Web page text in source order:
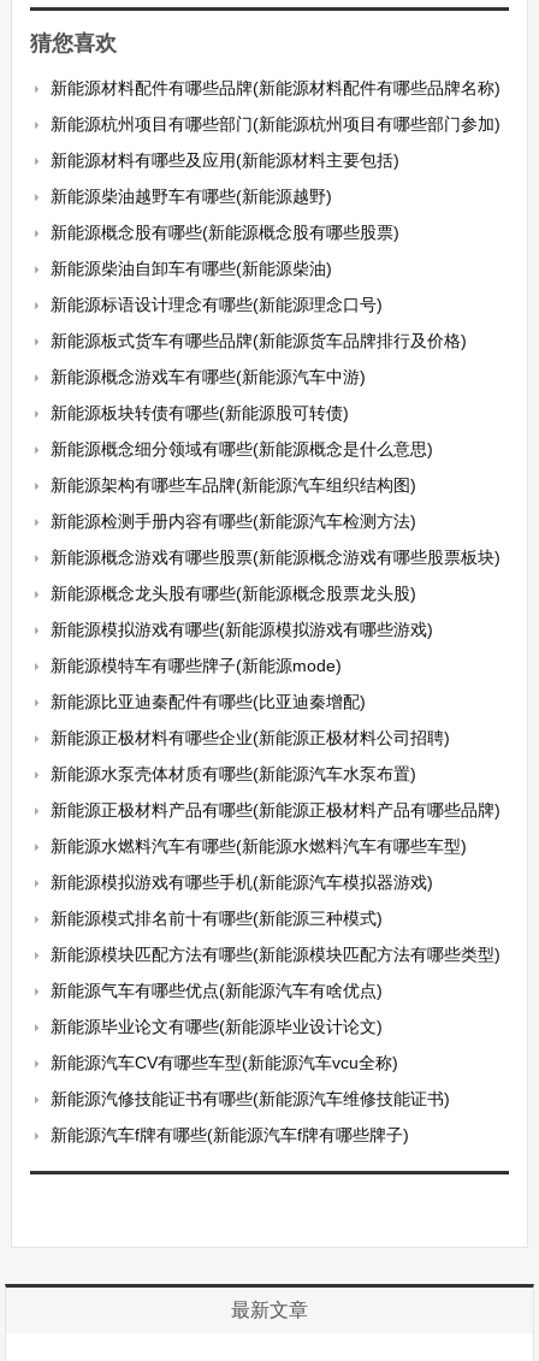
猜您喜欢
新能源材料配件有哪些品牌(新能源材料配件有哪些品牌名称)
新能源杭州项目有哪些部门(新能源杭州项目有哪些部门参加)
新能源材料有哪些及应用(新能源材料主要包括)
新能源柴油越野车有哪些(新能源越野)
新能源概念股有哪些(新能源概念股有哪些股票)
新能源柴油自卸车有哪些(新能源柴油)
新能源标语设计理念有哪些(新能源理念口号)
新能源板式货车有哪些品牌(新能源货车品牌排行及价格)
新能源概念游戏车有哪些(新能源汽车中游)
新能源板块转债有哪些(新能源股可转债)
新能源概念细分领域有哪些(新能源概念是什么意思)
新能源架构有哪些车品牌(新能源汽车组织结构图)
新能源检测手册内容有哪些(新能源汽车检测方法)
新能源概念游戏有哪些股票(新能源概念游戏有哪些股票板块)
新能源概念龙头股有哪些(新能源概念股票龙头股)
新能源模拟游戏有哪些(新能源模拟游戏有哪些游戏)
新能源模特车有哪些牌子(新能源mode)
新能源比亚迪秦配件有哪些(比亚迪秦增配)
新能源正极材料有哪些企业(新能源正极材料公司招聘)
新能源水泵壳体材质有哪些(新能源汽车水泵布置)
新能源正极材料产品有哪些(新能源正极材料产品有哪些品牌)
新能源水燃料汽车有哪些(新能源水燃料汽车有哪些车型)
新能源模拟游戏有哪些手机(新能源汽车模拟器游戏)
新能源模式排名前十有哪些(新能源三种模式)
新能源模块匹配方法有哪些(新能源模块匹配方法有哪些类型)
新能源气车有哪些优点(新能源汽车有啥优点)
新能源毕业论文有哪些(新能源毕业设计论文)
新能源汽车CV有哪些车型(新能源汽车vcu全称)
新能源汽修技能证书有哪些(新能源汽车维修技能证书)
新能源汽车f牌有哪些(新能源汽车f牌有哪些牌子)
最新文章